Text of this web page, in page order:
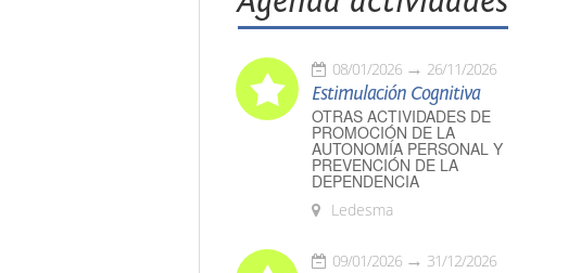
08/01/2026 26/11/2026
Estimulación Cognitiva
OTRAS ACTIVIDADES DE
PROMOCIÓN DE LA
AUTONOMÍA PERSONAL Y
PREVENCIÓN DE LA
DEPENDENCIA
Ledesma
09/01/2026 31/12/2026